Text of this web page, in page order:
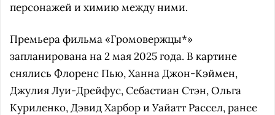
персонажей и химию между ними.
Премьера фильма «Громовержцы*»
запланирована на 2 мая 2025 года. В картине
снялись Флоренс Пью, Ханна Джон-Кэймен,
Джулия Луи-Дрейфус, Себастиан Стэн, Ольга
Куриленко, Дэвид Харбор и Уайатт Рассел, ранее